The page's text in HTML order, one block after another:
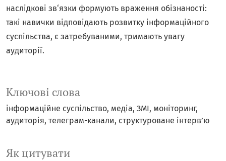
Ключові слова
інформаційне суспільство медіа ЗМІ моніторинг
аудиторія телеграм-канали структуроване інтерв’ю
Як цитувати
наслідкові зв‘язки формують враження обізнаності:
такі навички відповідають розвитку інформаційного
суспільства, є затребуваними, тримають увагу
аудиторії.